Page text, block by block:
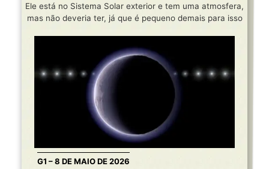
Ele está no Sistema Solar exterior e tem uma atmosfera,
mas não deveria ter, já que é pequeno demais para isso
G1 – 8 DE MAIO DE 2026